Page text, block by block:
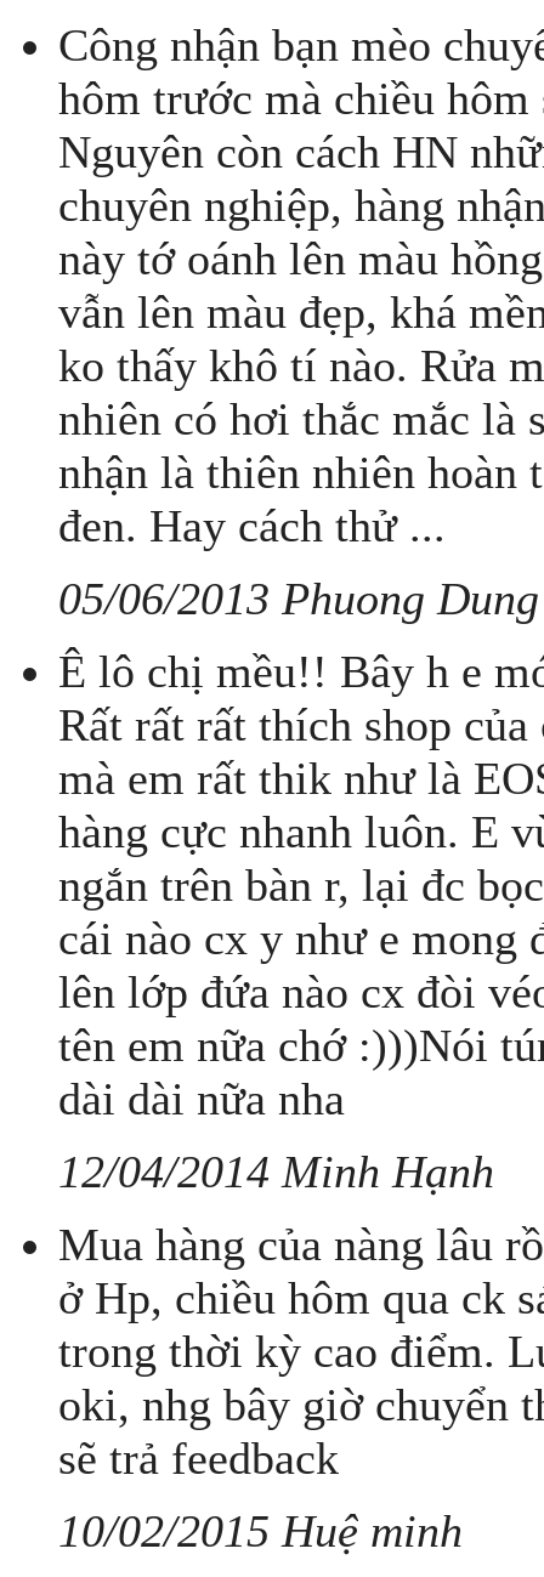
Công nhận bạn mèo
hôm trước mà chiều hôm
Nguyên còn cách HN
chuyên nghiệp, hàng
này tớ oánh lên màu
vẫn lên màu đẹp, khá
ko thấy khô tí nào. Rửa
nhiên có hơi thắc mắc là
nhận là thiên nhiên hoàn
đen. Hay cách thử ...
05/06/2013 Phuong Dung
Ê lô chị mều!! Bây h e
Rất rất rất thích shop
mà em rất thik như là
hàng cực nhanh luôn. E
ngắn trên bàn r, lại đc
cái nào cx y như e mong
lên lớp đứa nào cx đòi
tên em nữa chớ :)))Nói
dài dài nữa nha
12/04/2014 Minh Hạnh
Mua hàng của nàng lâu
ở Hp, chiều hôm qua ck
trong thời kỳ cao điểm.
oki, nhg bây giờ chuyển
sẽ trả feedback
10/02/2015 Huệ minh